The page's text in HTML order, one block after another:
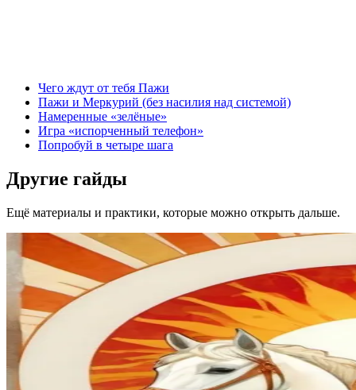
Чего ждут от тебя Пажи
Пажи и Меркурий (без насилия над системой)
Намеренные «зелёные»
Игра «испорченный телефон»
Попробуй в четыре шага
Другие гайды
Ещё материалы и практики, которые можно открыть дальше.